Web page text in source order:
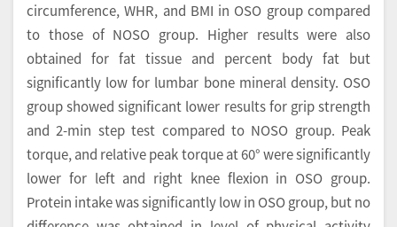
circumference, WHR, and BMI in OSO group compared
to those of NOSO group. Higher results were also
obtained for fat tissue and percent body fat but
significantly low for lumbar bone mineral density. OSO
group showed significant lower results for grip strength
and 2-min step test compared to NOSO group. Peak
torque, and relative peak torque at 60° were significantly
lower for left and right knee flexion in OSO group.
Protein intake was significantly low in OSO group, but no